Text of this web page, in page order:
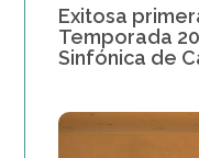
Exitosa
Temporada
Sinfónica de